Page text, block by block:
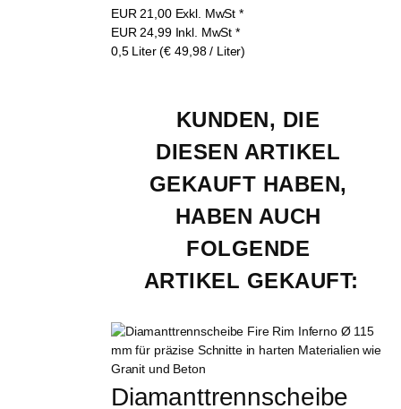
EUR 21,00 Exkl. MwSt *
EUR 24,99 Inkl. MwSt *
0,5 Liter (€ 49,98 / Liter)
KUNDEN, DIE
DIESEN ARTIKEL
GEKAUFT HABEN,
HABEN AUCH
FOLGENDE
ARTIKEL GEKAUFT:
Diamanttrennscheibe